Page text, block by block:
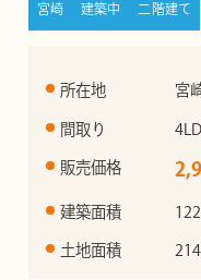
宮崎 建築中 二階建て
所在地 宮
間取り
販売価格
建築面積
土地面積